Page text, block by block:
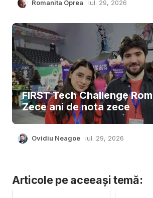
Romanita Oprea iul. 29, 2026
FIRST Tech Challenge
Zece ani de nota zece
Ovidiu Neagoe iul. 29, 2026
Articole pe aceeași temă: